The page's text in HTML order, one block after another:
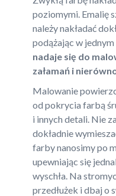
poziomymi. Emalię
należy nakładać
podążając w
nadaje się do
załamań i
Malowanie
od pokrycia farbą
i innych detali. Nie
dokładnie
farby nanosimy po
upewniając się
wyschła. Na
przedłużek i dbaj o